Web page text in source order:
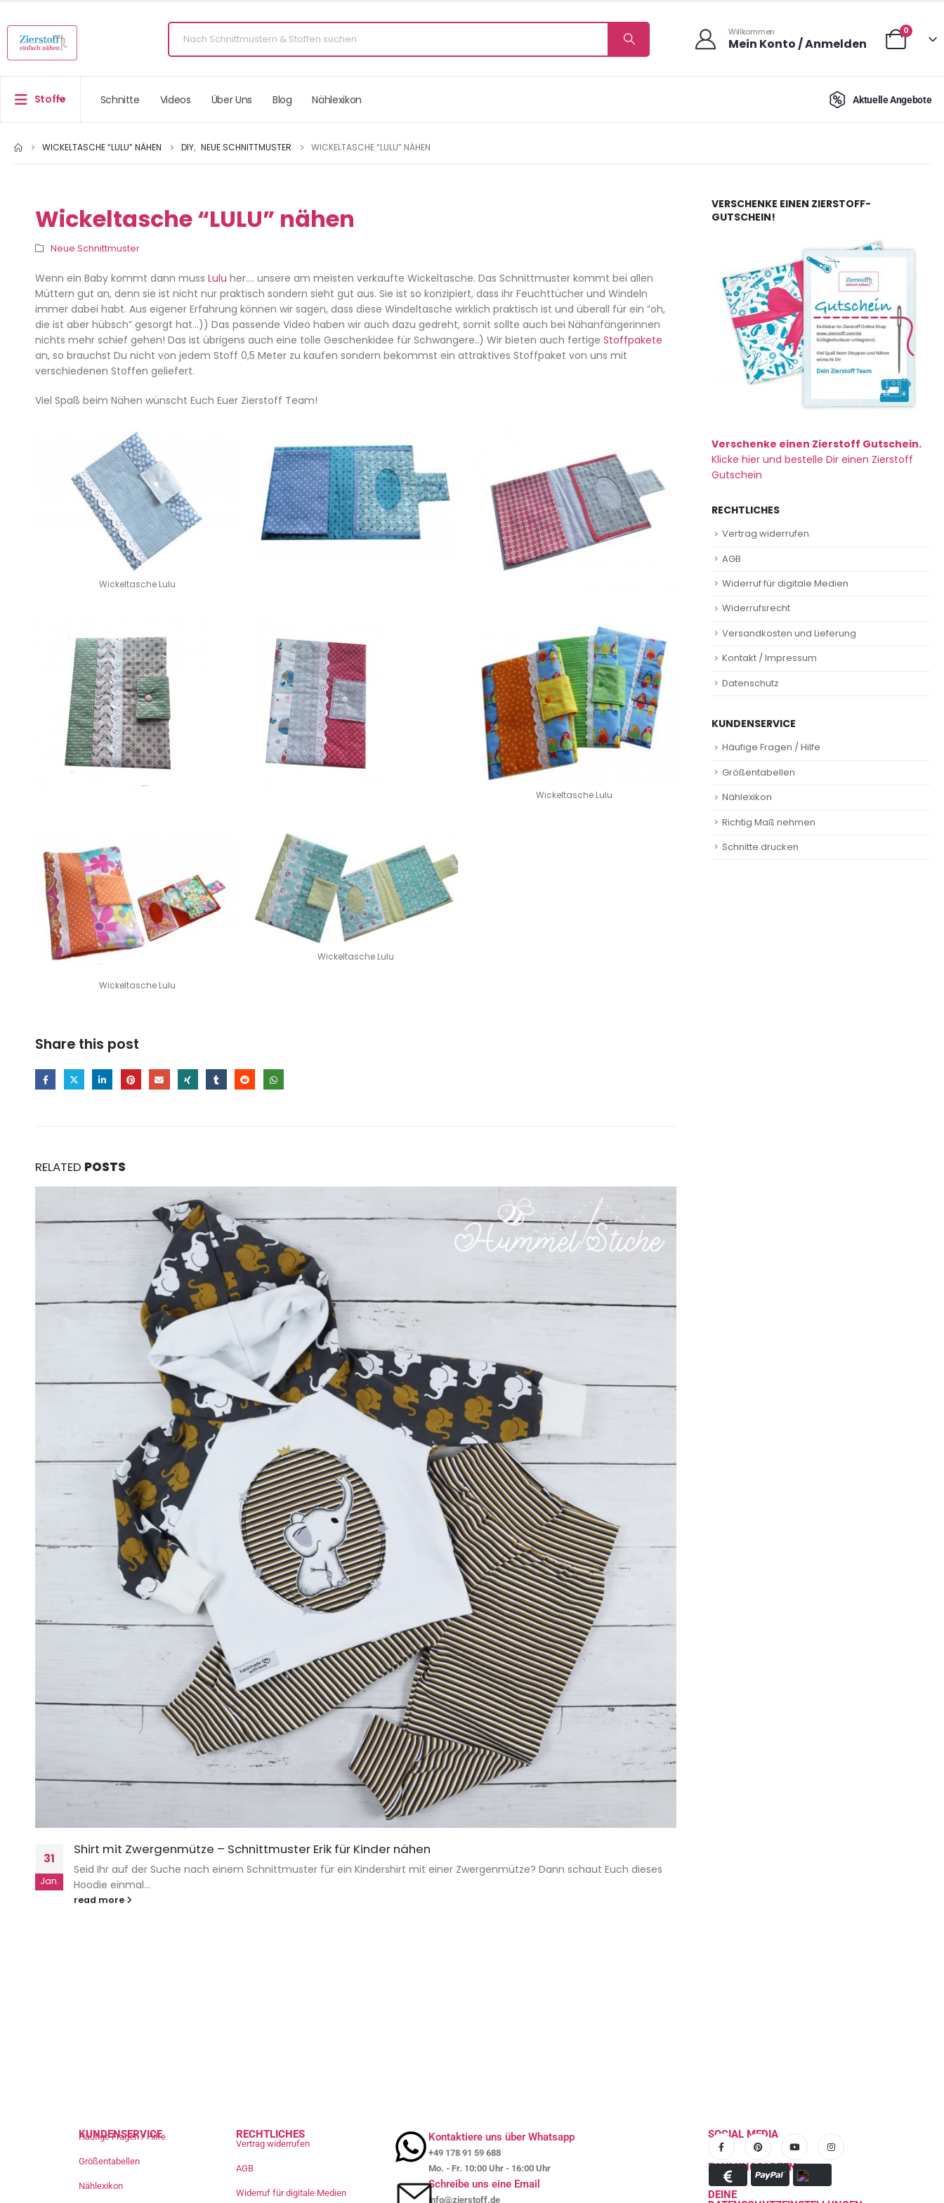
Willkommen
Mein Konto / Anmelden
0
Stoffe Schnitte Videos Über Uns Blog Nählexikon Aktuelle Angebote
WICKELTASCHE “LULU” NÄHEN DIY, NEUE SCHNITTMUSTER WICKELTASCHE “LULU” NÄHEN
Wickeltasche “LULU” nähen
Neue Schnittmuster
Wenn ein Baby kommt dann muss Lulu her…. unsere am meisten verkaufte Wickeltasche. Das Schnittmuster kommt bei allen
Müttern gut an, denn sie ist nicht nur praktisch sondern sieht gut aus. Sie ist so konzipiert, dass ihr Feuchttücher und Windeln
immer dabei habt. Aus eigener Erfahrung können wir sagen, dass diese Windeltasche wirklich praktisch ist und überall für ein “oh,
die ist aber hübsch” gesorgt hat…)) Das passende Video haben wir auch dazu gedreht, somit sollte auch bei Nähanfängerinnen
nichts mehr schief gehen! Das ist übrigens auch eine tolle Geschenkidee für Schwangere..) Wir bieten auch fertige Stoffpakete
an, so brauchst Du nicht von jedem Stoff 0,5 Meter zu kaufen sondern bekommst ein attraktives Stoffpaket von uns mit
verschiedenen Stoffen geliefert.
Viel Spaß beim Nähen wünscht Euch Euer Zierstoff Team!
Wickeltasche Lulu
Wickeltasche Lulu
Wickeltasche Lulu
Wickeltasche Lulu
Share this post
RELATED POSTS
31
Jan.
Shirt mit Zwergenmütze – Schnittmuster Erik für Kinder nähen
Seid Ihr auf der Suche nach einem Schnittmuster für ein Kindershirt mit einer Zwergenmütze? Dann schaut Euch dieses
Hoodie einmal...
read more
VERSCHENKE EINEN ZIERSTOFF-
GUTSCHEIN!
Verschenke einen Zierstoff Gutschein.
Klicke hier und bestelle Dir einen Zierstoff
Gutschein
RECHTLICHES
Vertrag widerrufen
AGB
Widerruf für digitale Medien
Widerrufsrecht
Versandkosten und Lieferung
Kontakt / Impressum
Datenschutz
KUNDENSERVICE
Häufige Fragen / Hilfe
Größentabellen
Nählexikon
Richtig Maß nehmen
Schnitte drucken
KUNDENSERVICE
Häufige Fragen / Hilfe
Größentabellen
Nählexikon
RECHTLICHES
Vertrag widerrufen
AGB
Widerruf für digitale Medien
Kontaktiere uns über Whatsapp
+49 178 91 59 688
Mo. - Fr. 10:00 Uhr - 16:00 Uhr
Schreibe uns eine Email
info@zierstoff.de
SOCIAL MEDIA
ZAHLUNGSARTEN
DEINE